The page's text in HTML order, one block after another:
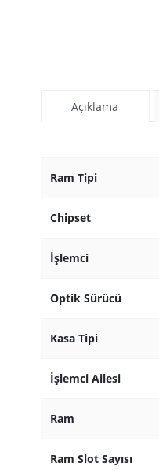
Açıklama
Ram Tipi
Chipset
İşlemci
Optik Sürücü
Kasa Tipi
İşlemci Ailesi
Ram
Ram Slot Sayısı